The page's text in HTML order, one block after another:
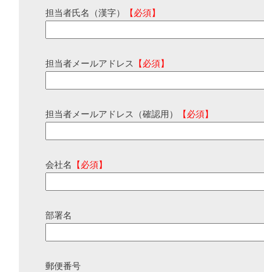
担当者氏名（漢字） 【必須】
担当者メールアドレス 【必須】
担当者メールアドレス（確認用） 【必須】
会社名 【必須】
部署名
郵便番号